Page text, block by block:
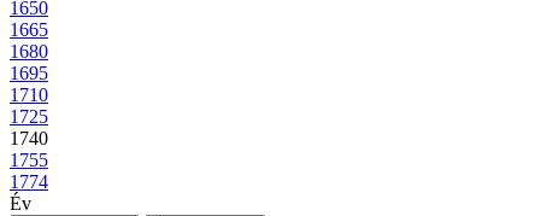
1650
1665
1680
1695
1710
1725
1740
1755
1774
Év